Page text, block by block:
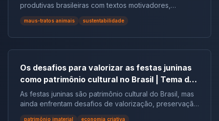
produtivas brasileiras com textos motivadores,
repertórios, argumentos e modelos.
maus-tratos animais sustentabilidade
Os desafios para valorizar as festas juninas
como patrimônio cultural no Brasil | Tema de
redação
As festas juninas são patrimônio cultural do Brasil, mas
ainda enfrentam desafios de valorização, preservação
e reconhecimento social.
patrimônio imaterial economia criativa